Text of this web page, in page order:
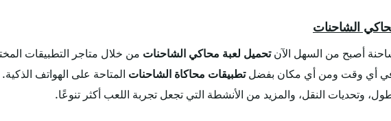
الشاحنات
أصبح من السهل الآنتحميل لعبة محاكي الشاحنات
في أي وقت ومن أي مكان بفضلتطبيقات محاكاة الشاحنات المتاحة على الهواتف
وتحديات النقل، والمزيد من الأنشطة التي تجعل تجربة اللعب أكثر تنوعًا.